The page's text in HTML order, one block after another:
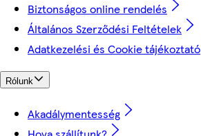
Biztonságos online rendelés
Általános Szerződési Feltételek
Adatkezelési és Cookie tájékoztató
Rólunk
Akadálymentesség